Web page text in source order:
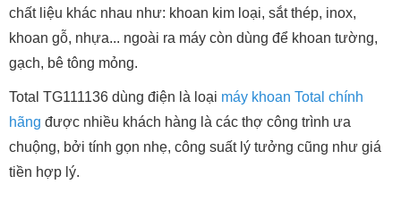
chất liệu khác nhau như: khoan kim loại, sắt thép, inox,
khoan gỗ, nhựa... ngoài ra máy còn dùng để khoan tường,
gạch, bê tông mỏng.
Total TG111136 dùng điện là loại máy khoan Total chính
hãng được nhiều khách hàng là các thợ công trình ưa
chuộng, bởi tính gọn nhẹ, công suất lý tưởng cũng như giá
tiền hợp lý.